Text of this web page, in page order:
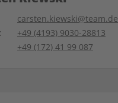
carsten.kiewski@team.de
+49 (4193) 9030-28813
+49 (172) 41 99 087